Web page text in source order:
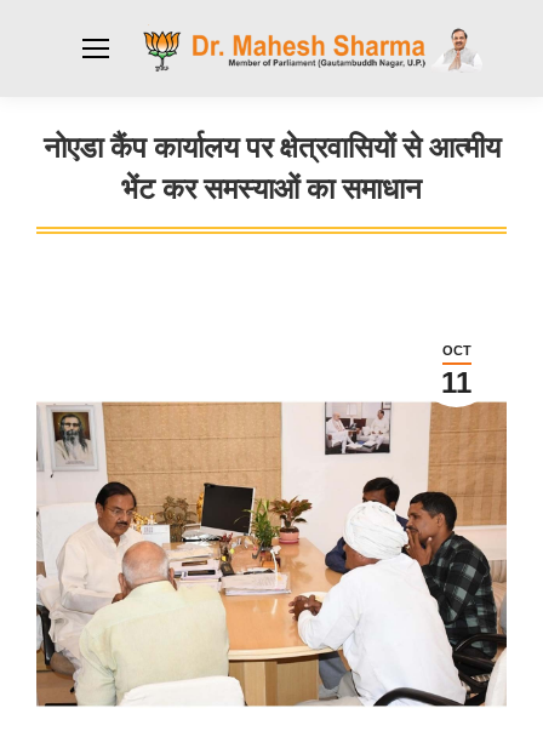
नोएडा कैंप कार्यालय पर क्षेत्रवासियों से आत्मीय
भेंट कर समस्याओं का समाधान
You are here:
OCT
11